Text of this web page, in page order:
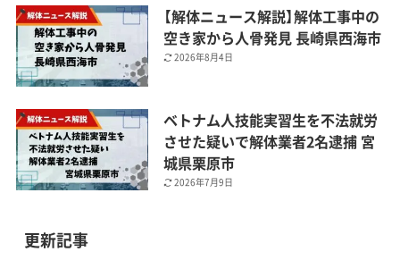
【解体ニュース解説】解体工事中の
空き家から人骨発見 長崎県西海市
2026年8月4日
ベトナム人技能実習生を不法就労
させた疑いで解体業者2名逮捕 宮
城県栗原市
2026年7月9日
更新記事